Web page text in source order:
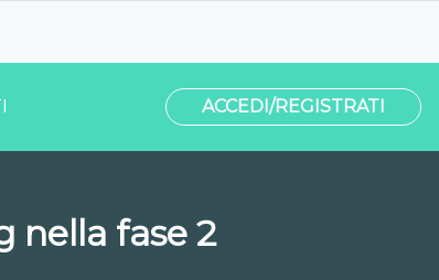
ACCEDI/REGISTRATI
nella fase 2